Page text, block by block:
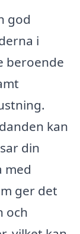
god
i
beroende
kan
din
med
ger det
och